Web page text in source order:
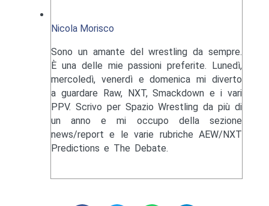
Nicola Morisco
Sono un amante del wrestling da sempre.
È una delle mie passioni preferite. Lunedì,
mercoledì, venerdì e domenica mi diverto
a guardare Raw, NXT, Smackdown e i vari
PPV. Scrivo per Spazio Wrestling da più di
un anno e mi occupo della sezione
news/report e le varie rubriche AEW/NXT
Predictions e The Debate.